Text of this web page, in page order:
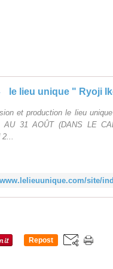
le lieu unique " Ryoji
et production le lieu
31 AOÛT (DANS LE
site/
Repost